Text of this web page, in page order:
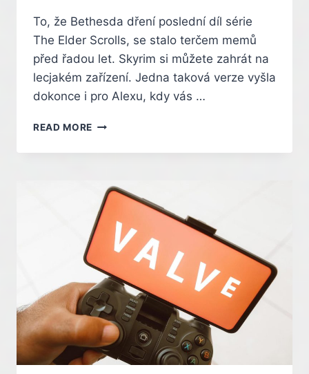
To, že Bethesda dření poslední díl série
The Elder Scrolls, se stalo terčem memů
před řadou let. Skyrim si můžete zahrát na
lecjakém zařízení. Jedna taková verze vyšla
dokonce i pro Alexu, kdy vás …
READ MORE UŽ
VYCHÁZÍ
FANTASY
DOBRODRUŽSTVÍ
SE
DOSTALO
NATIVNÍ
VERZÍ
I
NA
NINTENDO
SWITCH
2